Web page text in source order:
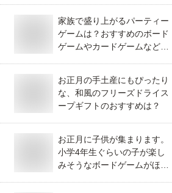
家族で盛り上がるパーティー
ゲームは？おすすめのボード
ゲームやカードゲームなどを
お正月の手土産にもぴったり
な、和風のフリーズドライス
ープギフトのおすすめは？
お正月に子供が集まります。
小学4年生ぐらいの子が楽し
みそうなボードゲームがほし